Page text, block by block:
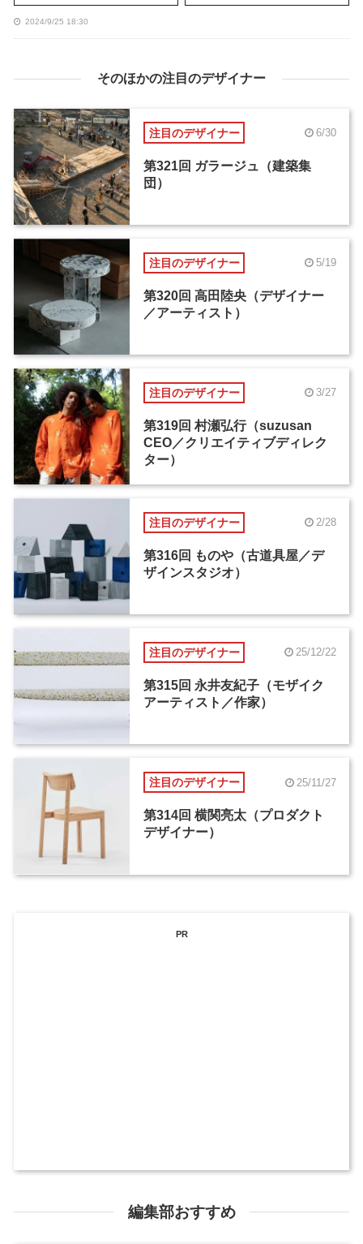
2024/9/25 18:30
そのほかの注目のデザイナー
注目のデザイナー 6/30
第321回 ガラージュ（建築集
団）
注目のデザイナー 5/19
第320回 高田陸央（デザイナー
／アーティスト）
注目のデザイナー 3/27
第319回 村瀬弘行（suzusan
CEO／クリエイティブディレク
ター）
注目のデザイナー 2/28
第316回 ものや（古道具屋／デ
ザインスタジオ）
注目のデザイナー 25/12/22
第315回 永井友紀子（モザイク
アーティスト／作家）
注目のデザイナー 25/11/27
第314回 横関亮太（プロダクト
デザイナー）
PR
編集部おすすめ